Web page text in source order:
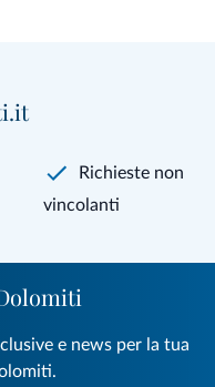
Richieste non
vincolanti
e news per la tua